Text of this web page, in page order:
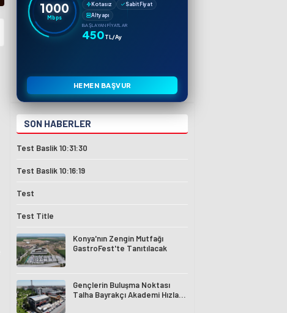
1000
Mbps
Kotasız
Sabit Fiyat
Altyapı
BAŞLAYAN FIYATLAR
450TL/Ay
HEMEN BAŞVUR
SON HABERLER
Test Baslik 10:31:30
Test Baslik 10:16:19
Test
Test Title
Konya'nın Zengin Mutfağı
GastroFest'te Tanıtılacak
Gençlerin Buluşma Noktası
Talha Bayrakçı Akademi Hızla